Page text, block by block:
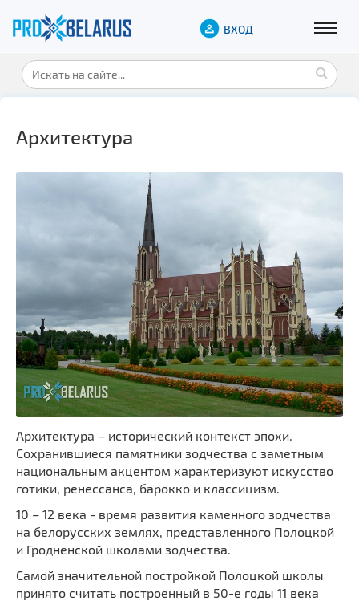
ВХОД
Архитектура
Архитектура – исторический контекст эпохи.
Сохранившиеся памятники зодчества с заметным
национальным акцентом характеризуют искусство
готики, ренессанса, барокко и классицизм.
10 – 12 века - время развития каменного зодчества
на белорусских землях, представленного Полоцкой
и Гродненской школами зодчества.
Самой значительной постройкой Полоцкой школы
принято считать построенный в 50-е годы 11 века